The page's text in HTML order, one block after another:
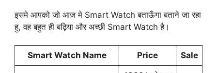
इसमे आपको जो आज मे Smart Watch बताऊँगा बताने जा रहा
हु, वह बहुत ही बढ़िया और अच्छी Smart Watch है।
Smart Watch Name Price Sale